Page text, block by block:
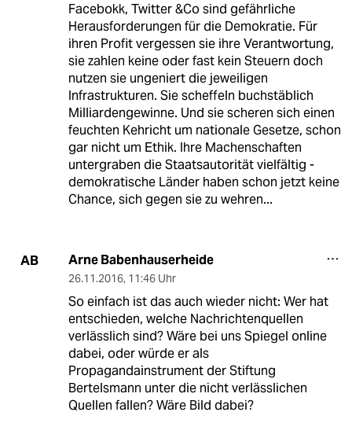
Facebokk, Twitter &Co sind gefährliche
Herausforderungen für die Demokratie. Für
ihren Profit vergessen sie ihre Verantwortung,
sie zahlen keine oder fast kein Steuern doch
nutzen sie ungeniert die jeweiligen
Infrastrukturen. Sie scheffeln buchstäblich
Milliardengewinne. Und sie scheren sich einen
feuchten Kehricht um nationale Gesetze, schon
gar nicht um Ethik. Ihre Machenschaften
untergraben die Staatsautorität vielfältig -
demokratische Länder haben schon jetzt keine
Chance, sich gegen sie zu wehren...
AB Arne Babenhauserheide
26.11.2016, 11:46 Uhr
So einfach ist das auch wieder nicht: Wer hat
entschieden, welche Nachrichtenquellen
verlässlich sind? Wäre bei uns Spiegel online
dabei, oder würde er als
Propagandainstrument der Stiftung
Bertelsmann unter die nicht verlässlichen
Quellen fallen? Wäre Bild dabei?